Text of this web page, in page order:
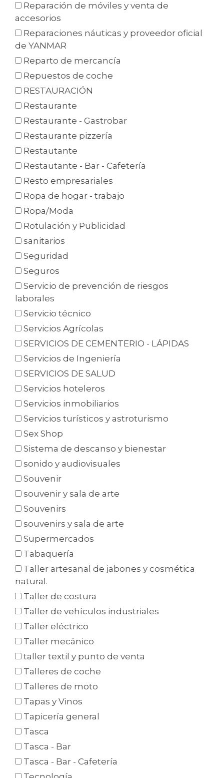
Reparación de móviles y venta de
accesorios
Reparaciones náuticas y proveedor oficial
de YANMAR
Reparto de mercancía
Repuestos de coche
RESTAURACIÓN
Restaurante
Restaurante - Gastrobar
Restaurante pizzería
Restautante
Restautante - Bar - Cafetería
Resto empresariales
Ropa de hogar - trabajo
Ropa/Moda
Rotulación y Publicidad
sanitarios
Seguridad
Seguros
Servicio de prevención de riesgos
laborales
Servicio técnico
Servicios Agrícolas
SERVICIOS DE CEMENTERIO - LÁPIDAS
Servicios de Ingeniería
SERVICIOS DE SALUD
Servicios hoteleros
Servicios inmobiliarios
Servicios turísticos y astroturismo
Sex Shop
Sistema de descanso y bienestar
sonido y audiovisuales
Souvenir
souvenir y sala de arte
Souvenirs
souvenirs y sala de arte
Supermercados
Tabaquería
Taller artesanal de jabones y cosmética
natural.
Taller de costura
Taller de vehículos industriales
Taller eléctrico
Taller mecánico
taller textil y punto de venta
Talleres de coche
Talleres de moto
Tapas y Vinos
Tapicería general
Tasca
Tasca - Bar
Tasca - Bar - Cafetería